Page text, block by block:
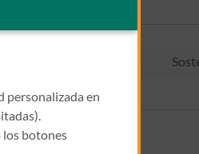
personalizada en
los botones